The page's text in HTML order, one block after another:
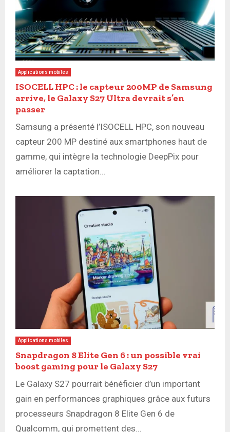
Applications mobiles
ISOCELL HPC : le capteur 200MP de Samsung
arrive, le Galaxy S27 Ultra devrait s’en
passer
Samsung a présenté l’ISOCELL HPC, son nouveau
capteur 200 MP destiné aux smartphones haut de
gamme, qui intègre la technologie DeepPix pour
améliorer la captation...
Applications mobiles
Snapdragon 8 Elite Gen 6 : un possible vrai
boost gaming pour le Galaxy S27
Le Galaxy S27 pourrait bénéficier d’un important
gain en performances graphiques grâce aux futurs
processeurs Snapdragon 8 Elite Gen 6 de
Qualcomm, qui promettent des...